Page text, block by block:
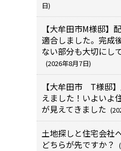
日)
【大牟田市M様邸】
適合しました。完成
ない部分も大切にし
(2026年8月7日)
【大牟田市 T様邸
えました！いよいよ
が見えてきました
土地探しと住宅会社
どちらが先ですか？